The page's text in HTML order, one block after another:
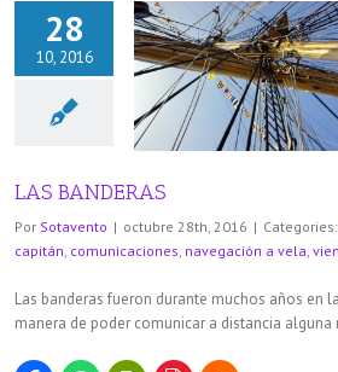
28
10, 2016
LAS BANDERAS
Por Sotavento | octubre 28th, 2016 | Categories:
capitán, comunicaciones, navegación a vela,
Las banderas fueron durante muchos años en
manera de poder comunicar a distancia